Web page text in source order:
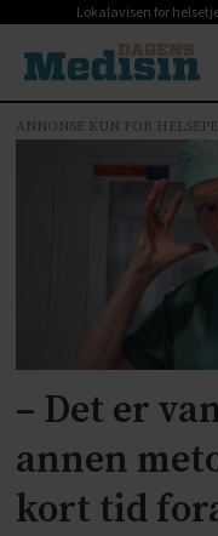
Lokalavisen for
metoder
ANNONSE KUN FOR
– Det er
annen
kort tid